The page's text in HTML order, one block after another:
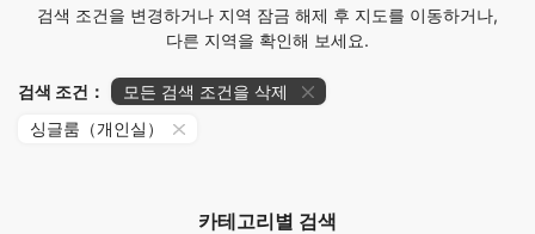
검색 조건을 변경하거나 지역 잠금 해제 후 지도를 이동하거나,
다른 지역을 확인해 보세요.
검색 조건：
모든 검색 조건을 삭제
싱글룸（개인실）
카테고리별 검색